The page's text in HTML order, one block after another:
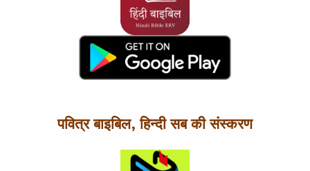
पवित्र बाइबिल, हिन्दी सब की संस्करण